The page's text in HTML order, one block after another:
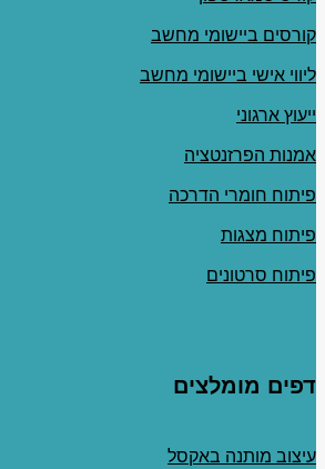
קורסים ביישומי מחשב
ליווי אישי ביישומי מחשב
ייעוץ ארגוני
אמנות הפרזנטציה
פיתוח חומרי הדרכה
פיתוח מצגות
פיתוח סרטונים
דפים מומלצים
עיצוב מותנה באקסל